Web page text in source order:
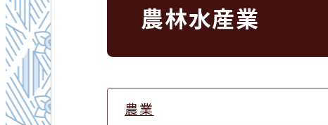
農林水産業
農業